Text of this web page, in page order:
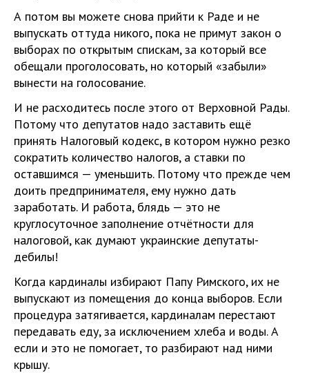
А потом вы можете снова прийти к Раде и не
выпускать оттуда никого, пока не примут закон о
выборах по открытым спискам, за который все
обещали проголосовать, но который «забыли»
вынести на голосование.
И не расходитесь после этого от Верховной Рады.
Потому что депутатов надо заставить ещё
принять Налоговый кодекс, в котором нужно резко
сократить количество налогов, а ставки по
оставшимся — уменьшить. Потому что прежде чем
доить предпринимателя, ему нужно дать
заработать. И работа, блядь — это не
круглосуточное заполнение отчётности для
налоговой, как думают украинские депутаты-
дебилы!
Когда кардиналы избирают Папу Римского, их не
выпускают из помещения до конца выборов. Если
процедура затягивается, кардиналам перестают
передавать еду, за исключением хлеба и воды. А
если и это не помогает, то разбирают над ними
крышу.